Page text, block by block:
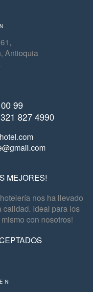
Antioquia
99
827 4990
MEJORES!
nos ha llevado
calidad. Ideal para los
con nosotros!